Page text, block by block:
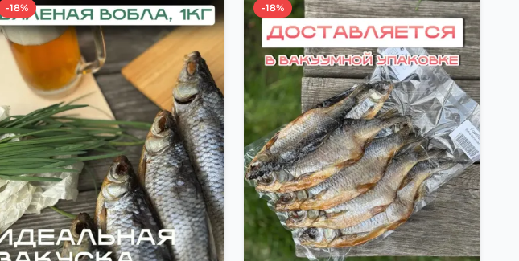
-18% -18%